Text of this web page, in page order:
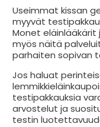
Useimmat kissan
myyvät
Monet
myös näitä
parhaiten sopivan
Jos haluat
testipakkauksia
arvostelut ja
testin